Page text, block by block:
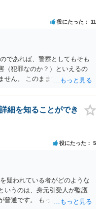
役にたった 11
であれば、警察としてもそも
（犯罪なのか？）といえるの
せん。 このまま女性から警察
細を知ることができ
役にたった 5
疑われている者がどのような
いうのは、身元引受人が監護
普通です。 もっとも、事実関